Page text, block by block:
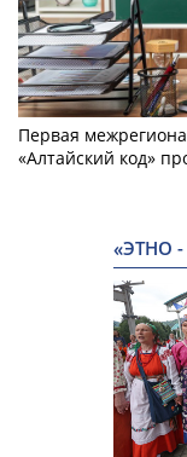
Первая
«Алтайский код»
«ЭТНО